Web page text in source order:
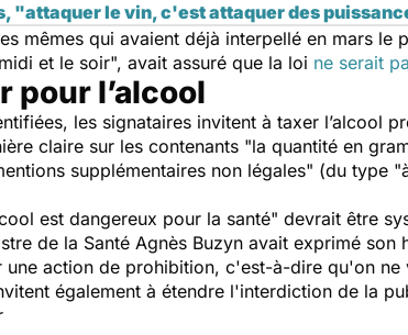
"attaquer le vin, c'est attaquer des
mêmes qui avaient déjà interpellé en mars le
et le soir", avait assuré que la loi ne serait
pour l’alcool
les signataires invitent à taxer l’alcool
claire sur les contenants "la quantité en
supplémentaires non légales" (du type
est dangereux pour la santé" devrait être
de la Santé Agnès Buzyn avait exprimé
une action de prohibition, c'est-à-dire qu'on
également à étendre l'interdiction de la